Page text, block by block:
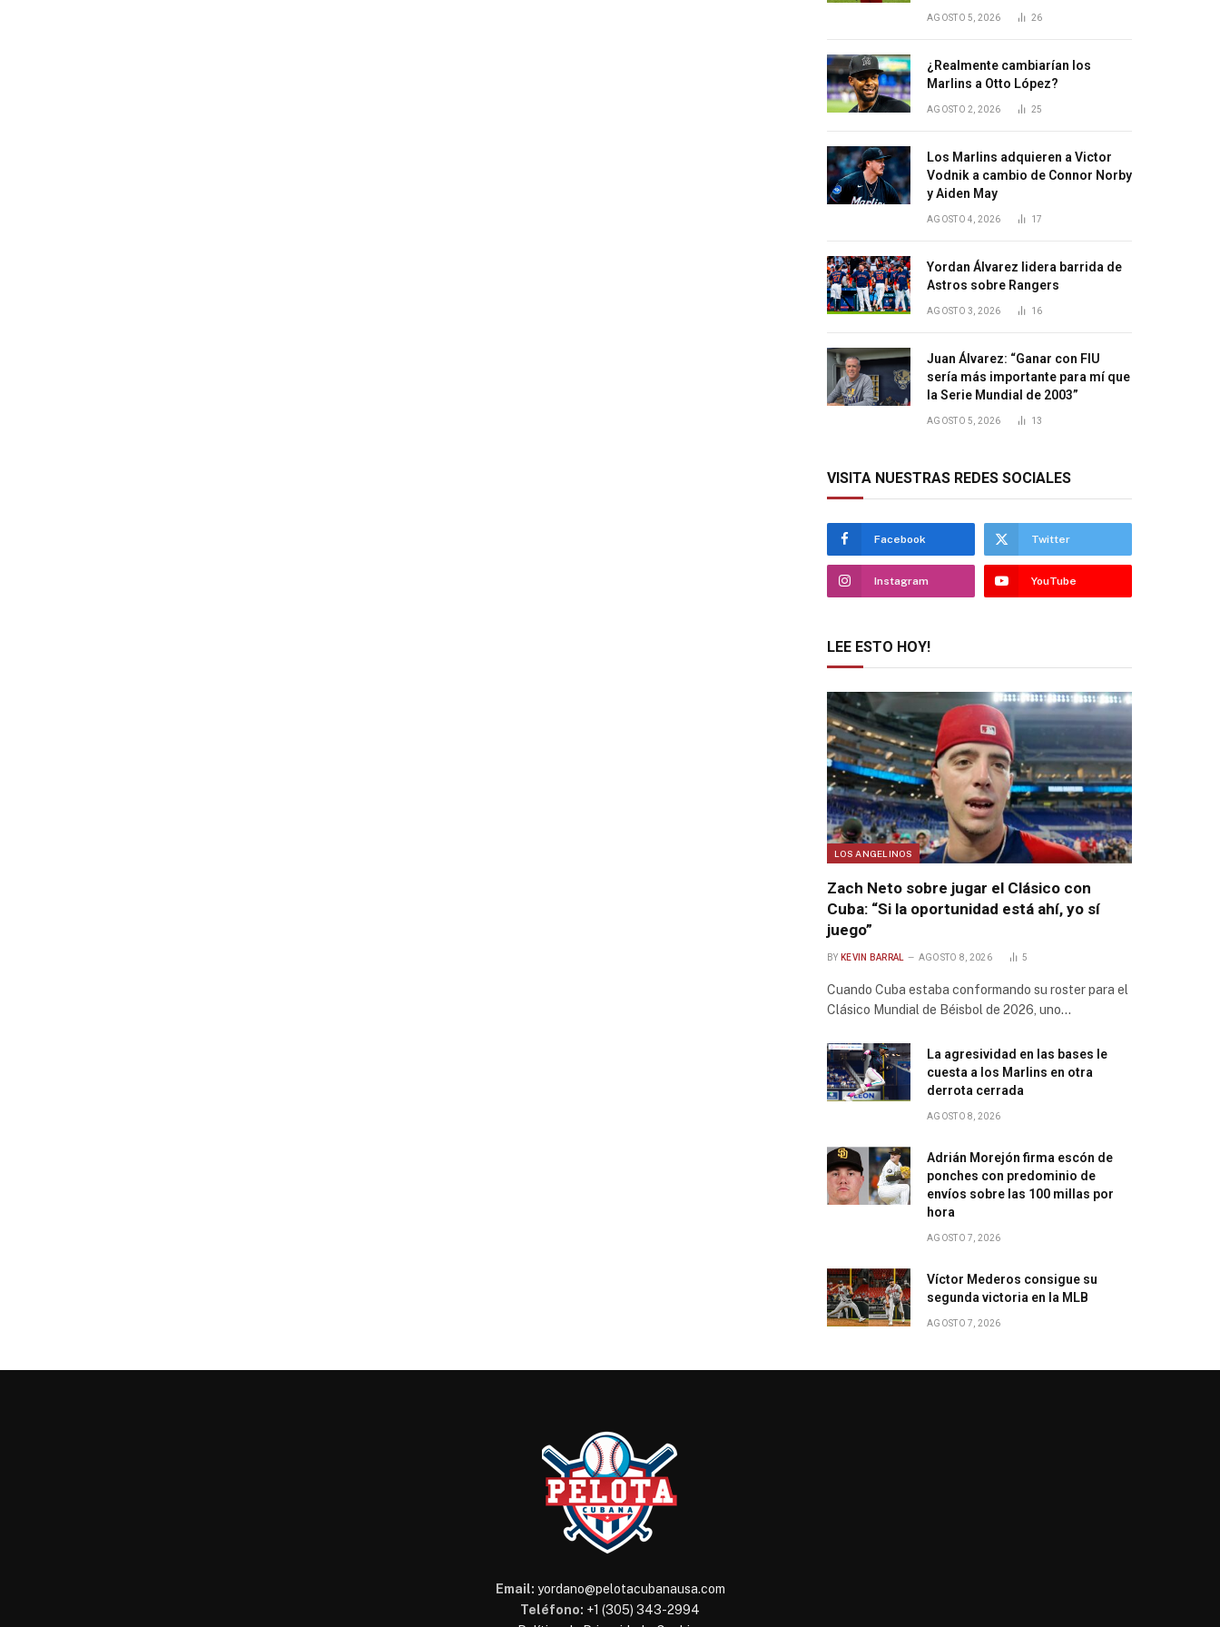
AGOSTO 5, 2026 26
¿Realmente cambiarían los
Marlins a Otto López?
AGOSTO 2, 2026 25
Los Marlins adquieren a Victor
Vodnik a cambio de Connor Norby
y Aiden May
AGOSTO 4, 2026 17
Yordan Álvarez lidera barrida de
Astros sobre Rangers
AGOSTO 3, 2026 16
Juan Álvarez: “Ganar con FIU
sería más importante para mí que
la Serie Mundial de 2003”
AGOSTO 5, 2026 13
VISITA NUESTRAS REDES SOCIALES
Facebook Twitter
Instagram YouTube
LEE ESTO HOY!
LOS ANGELINOS
Zach Neto sobre jugar el Clásico con
Cuba: “Si la oportunidad está ahí, yo sí
juego”
BY KEVIN BARRAL AGOSTO 8, 2026 5
Cuando Cuba estaba conformando su roster para el
Clásico Mundial de Béisbol de 2026, uno…
La agresividad en las bases le
cuesta a los Marlins en otra
derrota cerrada
AGOSTO 8, 2026
Adrián Morejón firma escón de
ponches con predominio de
envíos sobre las 100 millas por
hora
AGOSTO 7, 2026
Víctor Mederos consigue su
segunda victoria en la MLB
AGOSTO 7, 2026
Email: yordano@pelotacubanausa.com
Teléfono: +1 (305) 343-2994